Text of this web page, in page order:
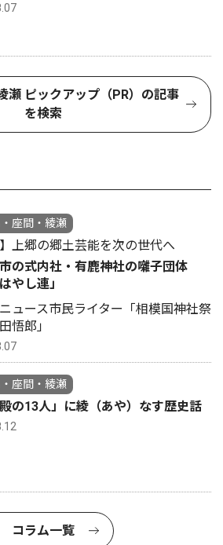
瀬 ピックアップ（PR）の記事
を検索
座間・綾瀬
】上郷の郷土芸能を次の世代へ
の式内社・有鹿神社の囃子団体
やし連」
ュース市民ライター「相模国神社祭
悟郎」
座間・綾瀬
殿の13人」に綾（あや）なす歴史話
コラム一覧